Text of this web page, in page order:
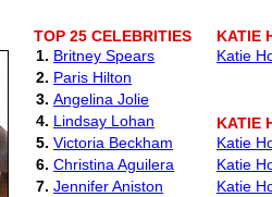
TOP 25 CELEBRITIES
1. Britney Spears
2. Paris Hilton
3. Angelina Jolie
4. Lindsay Lohan
5. Victoria Beckham
6. Christina Aguilera
7. Jennifer Aniston
KATIE
Katie
KATIE
Katie
Katie
Katie